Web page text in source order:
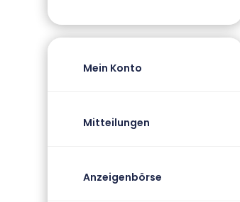
Mein Konto
Mitteilungen
Anzeigenbörse